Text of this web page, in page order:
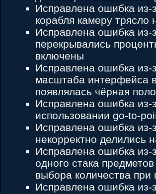
Исправлена ошибка из-
корабля камеру трясло
Исправлена ошибка из-
перекрывались
включены
Исправлена ошибка из-
масштаба интерфейса
появлялась чёрная
Исправлена ошибка из-
использовании go-to-
Исправлена ошибка из-
некорректно делились
Исправлена ошибка из-
одного стака
выбора количества при
Исправлена ошибка из-